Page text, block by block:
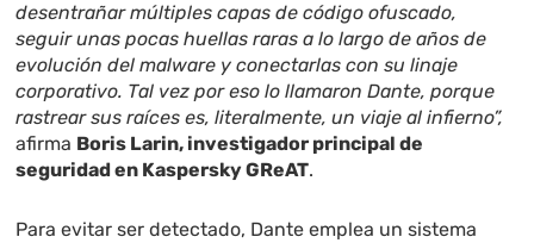
desentrañar múltiples capas de código ofuscado,
seguir unas pocas huellas raras a lo largo de años de
evolución del malware y conectarlas con su linaje
corporativo. Tal vez por eso lo llamaron Dante, porque
rastrear sus raíces es, literalmente, un viaje al infierno”,
afirma Boris Larin, investigador principal de
seguridad en Kaspersky GReAT.
Para evitar ser detectado, Dante emplea un sistema